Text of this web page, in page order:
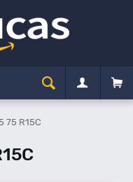
75 R15C